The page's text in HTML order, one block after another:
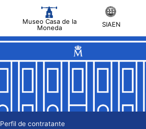
Museo Casa de la
Moneda
SIAEN
Perfil de contratante